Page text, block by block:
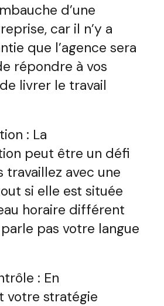
d’une
car il n’y a
que l’agence sera
répondre à vos
livrer le travail
: La
peut être un défi
travaillez avec une
si elle est située
horaire différent
pas votre langue
: En
votre stratégie